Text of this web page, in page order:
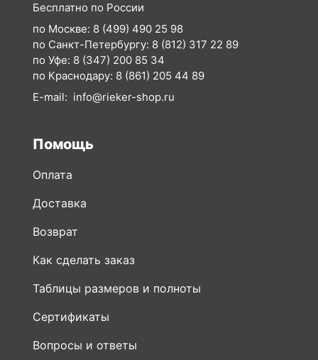
Бесплатно по России
по Москве: 8 (499) 490 25 98
по Санкт-Петербургу: 8 (812) 317 22 89
по Уфе: 8 (347) 200 85 34
по Краснодару: 8 (861) 205 44 89
E-mail: info@rieker-shop.ru
Помощь
Оплата
Доставка
Возврат
Как сделать заказ
Таблицы размеров и полноты
Сертификаты
Вопросы и ответы